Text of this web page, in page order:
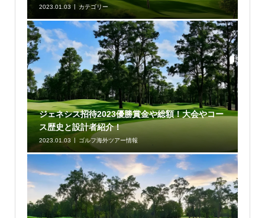
2023.01.03 カテゴリー
ジェネシス招待2023優勝賞金や総額！大会やコー
ス歴史と設計者紹介！
2023.01.03 ゴルフ海外ツアー情報